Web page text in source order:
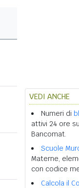
VEDI ANCHE
Numeri di
attivi 24 ore
Bancomat.
Scuole
Materne,
con codice
Calcola il